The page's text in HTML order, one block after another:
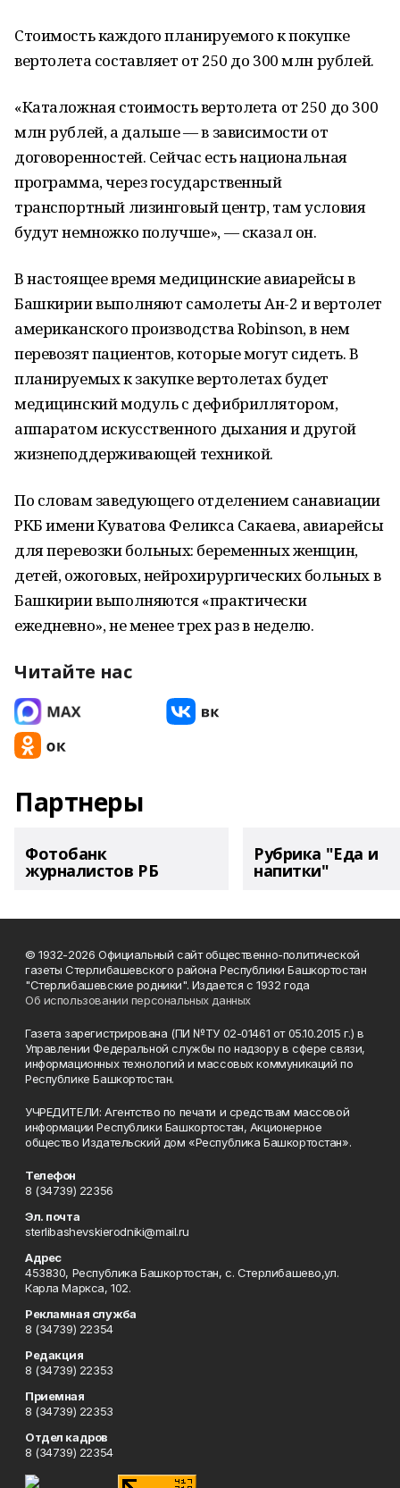
Стоимость каждого планируемого к покупке
вертолета составляет от 250 до 300 млн рублей.
«Каталожная стоимость вертолета от 250 до 300
млн рублей, а дальше — в зависимости от
договоренностей. Сейчас есть национальная
программа, через государственный
транспортный лизинговый центр, там условия
будут немножко получше», — сказал он.
В настоящее время медицинские авиарейсы в
Башкирии выполняют самолеты Ан-2 и вертолет
американского производства Robinson, в нем
перевозят пациентов, которые могут сидеть. В
планируемых к закупке вертолетах будет
медицинский модуль с дефибриллятором,
аппаратом искусственного дыхания и другой
жизнеподдерживающей техникой.
По словам заведующего отделением санавиации
РКБ имени Куватова Феликса Сакаева, авиарейсы
для перевозки больных: беременных женщин,
детей, ожоговых, нейрохирургических больных в
Башкирии выполняются «практически
ежедневно», не менее трех раз в неделю.
Читайте нас
Партнеры
Фотобанк
журналистов РБ
Рубрика "Еда и
напитки"
© 1932-2026 Официальный сайт общественно-политической
газеты Стерлибашевского района Республики Башкортостан
"Стерлибашевские родники". Издается с 1932 года
Об использовании персональных данных
Газета зарегистрирована (ПИ №ТУ 02-01461 от 05.10.2015 г.) в
Управлении Федеральной службы по надзору в сфере связи,
информационных технологий и массовых коммуникаций по
Республике Башкортостан.
УЧРЕДИТЕЛИ: Агентство по печати и средствам массовой
информации Республики Башкортостан, Акционерное
общество Издательский дом «Республика Башкортостан».
Телефон
8 (34739) 22356
Эл. почта
sterlibashevskierodniki@mail.ru
Адрес
453830, Республика Башкортостан, c. Стерлибашево,ул.
Карла Маркса, 102.
Рекламная служба
8 (34739) 22354
Редакция
8 (34739) 22353
Приемная
8 (34739) 22353
Отдел кадров
8 (34739) 22354